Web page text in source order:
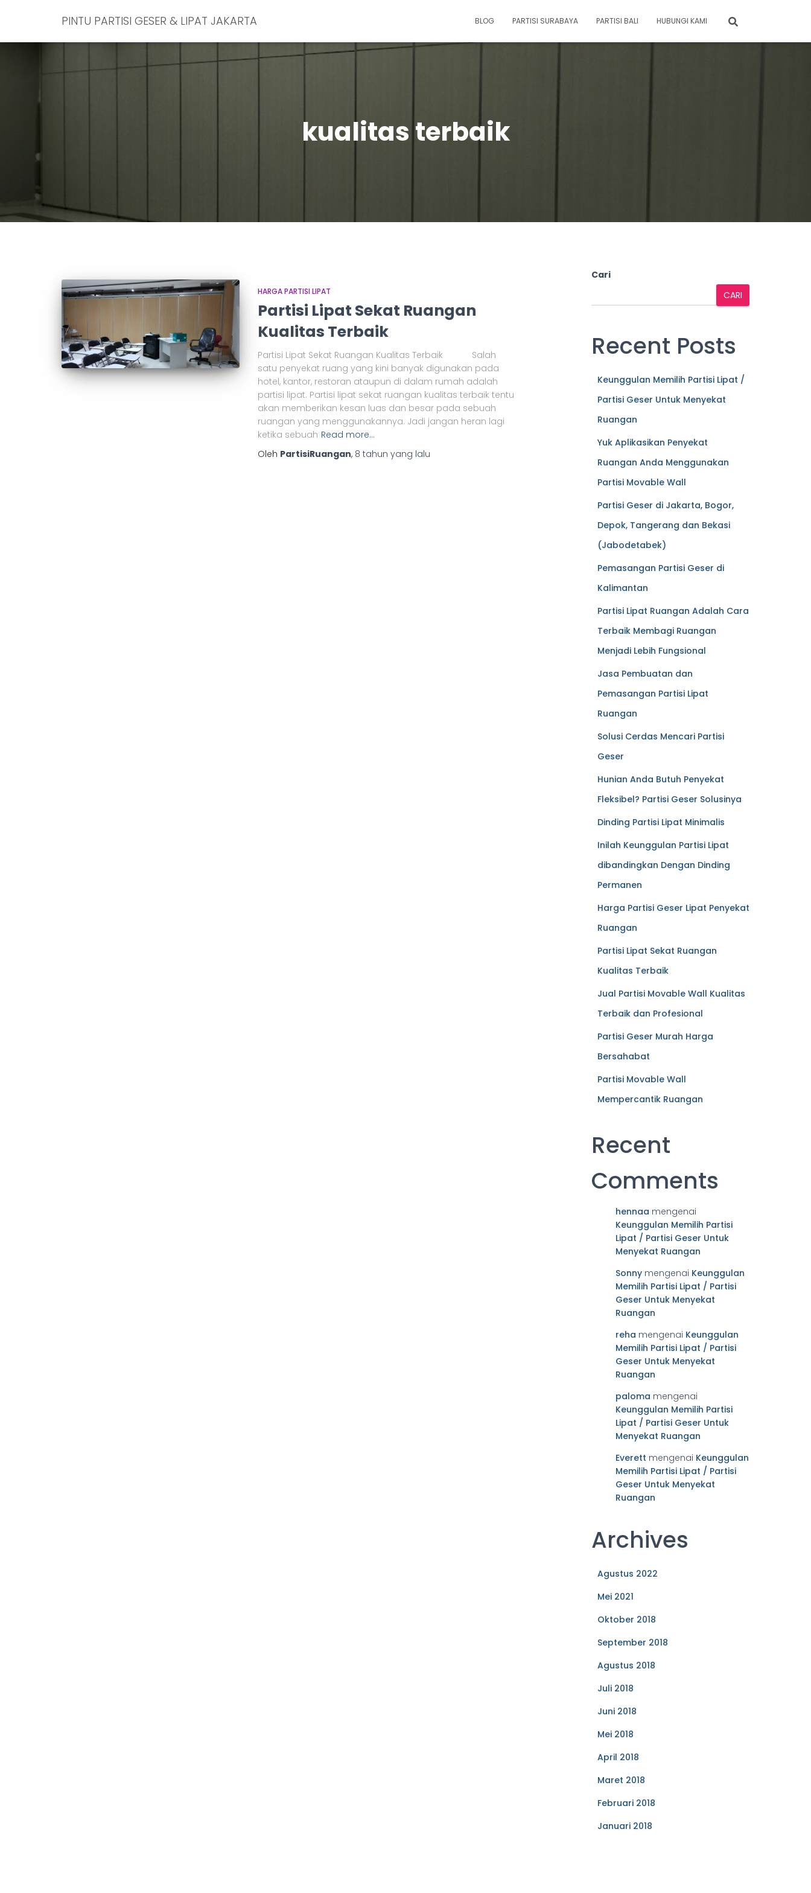
PINTU PARTISI GESER & LIPAT JAKARTA BLOG PARTISI SURABAYA PARTISI BALI HUBUNGI KAMI
kualitas terbaik
HARGA PARTISI LIPAT
Partisi Lipat Sekat Ruangan
Kualitas Terbaik
Partisi Lipat Sekat Ruangan Kualitas Terbaik Salah
satu penyekat ruang yang kini banyak digunakan pada
hotel, kantor, restoran ataupun di dalam rumah adalah
partisi lipat. Partisi lipat sekat ruangan kualitas terbaik tentu
akan memberikan kesan luas dan besar pada sebuah
ruangan yang menggunakannya. Jadi jangan heran lagi
ketika sebuah Read more…
Oleh PartisiRuangan, 8 tahun yang lalu
Cari
CARI
Recent Posts
Keunggulan Memilih Partisi Lipat /
Partisi Geser Untuk Menyekat
Ruangan
Yuk Aplikasikan Penyekat
Ruangan Anda Menggunakan
Partisi Movable Wall
Partisi Geser di Jakarta, Bogor,
Depok, Tangerang dan Bekasi
(Jabodetabek)
Pemasangan Partisi Geser di
Kalimantan
Partisi Lipat Ruangan Adalah Cara
Terbaik Membagi Ruangan
Menjadi Lebih Fungsional
Jasa Pembuatan dan
Pemasangan Partisi Lipat
Ruangan
Solusi Cerdas Mencari Partisi
Geser
Hunian Anda Butuh Penyekat
Fleksibel? Partisi Geser Solusinya
Dinding Partisi Lipat Minimalis
Inilah Keunggulan Partisi Lipat
dibandingkan Dengan Dinding
Permanen
Harga Partisi Geser Lipat Penyekat
Ruangan
Partisi Lipat Sekat Ruangan
Kualitas Terbaik
Jual Partisi Movable Wall Kualitas
Terbaik dan Profesional
Partisi Geser Murah Harga
Bersahabat
Partisi Movable Wall
Mempercantik Ruangan
Recent
Comments
hennaa mengenai
Keunggulan Memilih Partisi
Lipat / Partisi Geser Untuk
Menyekat Ruangan
Sonnymengenai Keunggulan
Memilih Partisi Lipat / Partisi
Geser Untuk Menyekat
Ruangan
reha mengenai Keunggulan
Memilih Partisi Lipat / Partisi
Geser Untuk Menyekat
Ruangan
paloma mengenai
Keunggulan Memilih Partisi
Lipat / Partisi Geser Untuk
Menyekat Ruangan
Everett mengenai Keunggulan
Memilih Partisi Lipat / Partisi
Geser Untuk Menyekat
Ruangan
Archives
Agustus 2022
Mei 2021
Oktober 2018
September 2018
Agustus 2018
Juli 2018
Juni 2018
Mei 2018
April 2018
Maret 2018
Februari 2018
Januari 2018